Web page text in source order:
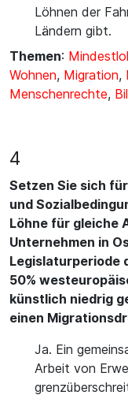
Löhnen der
Ländern gibt.
Themen:
Wohnen, Migration,
Menschenrechte,
4
Setzen Sie sich
und
Löhne für gleiche
Unternehmen in
Legislaturperiode
50%
künstlich niedrig
einen
Ja. Ein
Arbeit von